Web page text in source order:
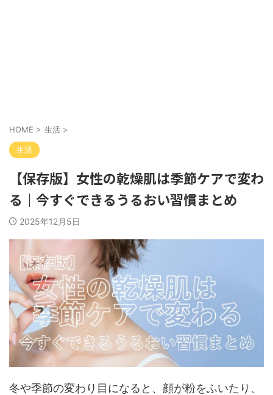
HOME > 生活 >
生活
【保存版】女性の乾燥肌は季節ケアで変わ
る｜今すぐできるうるおい習慣まとめ
2025年12月5日
冬や季節の変わり目になると、顔が粉をふいたり、